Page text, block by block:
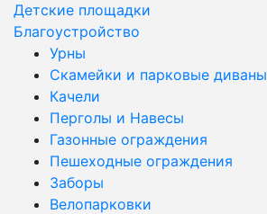
Детские площадки
Благоустройство
Урны
Скамейки и парковые диваны
Качели
Перголы и Навесы
Газонные ограждения
Пешеходные ограждения
Заборы
Велопарковки